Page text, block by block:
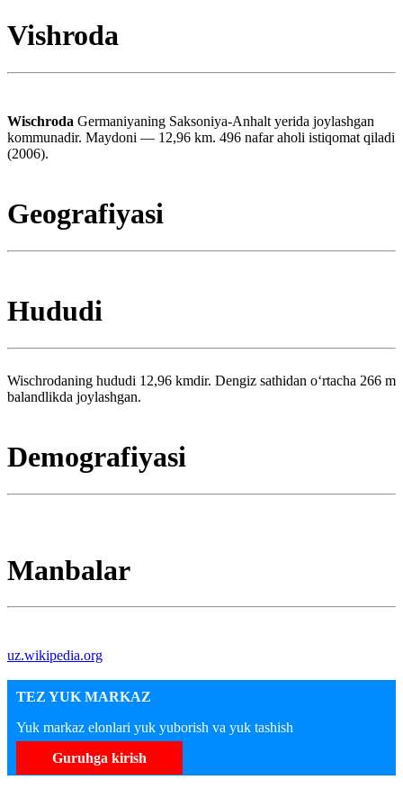
Vishroda
Wischroda Germaniyaning Saksoniya-Anhalt yerida joylashgan
kommunadir. Maydoni — 12,96 km. 496 nafar aholi istiqomat qiladi
(2006).
Geografiyasi
Hududi
Wischrodaning hududi 12,96 kmdir. Dengiz sathidan oʻrtacha 266 m
balandlikda joylashgan.
Demografiyasi
Manbalar
uz.wikipedia.org
TEZ YUK MARKAZ
Yuk markaz elonlari yuk yuborish va yuk tashish
Guruhga kirish